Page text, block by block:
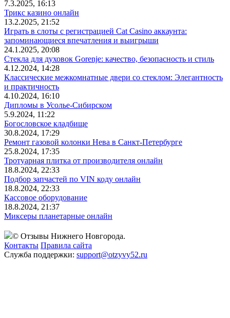
7.3.2025, 16:13
Трикс казино онлайн
13.2.2025, 21:52
Играть в слоты с регистрацией Cat Casino аккаунта:
запоминающиеся впечатления и выигрыши
24.1.2025, 20:08
Стекла для духовок Gorenje: качество, безопасность и стиль
4.12.2024, 14:28
Классические межкомнатные двери со стеклом: Элегантность
и практичность
4.10.2024, 16:10
Дипломы в Усолье-Сибирском
5.9.2024, 11:22
Богословское кладбище
30.8.2024, 17:29
Ремонт газовой колонки Нева в Санкт-Петербурге
25.8.2024, 17:35
Тротуарная плитка от производителя онлайн
18.8.2024, 22:33
Подбор запчастей по VIN коду онлайн
18.8.2024, 22:33
Кассовое оборудование
18.8.2024, 21:37
Миксеры планетарные онлайн
© Отзывы Нижнего Новгорода.
Контакты Правила сайта
Служба поддержки: support@otzyvy52.ru